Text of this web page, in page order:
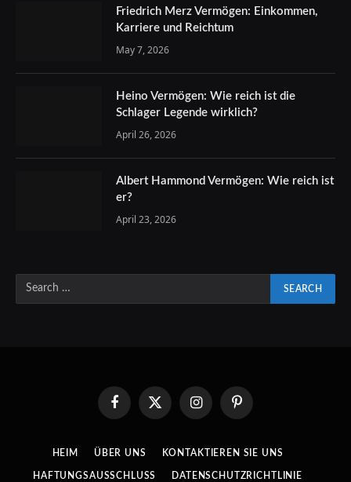
Friedrich Merz Vermögen: Einkommen,
Karriere und Reichtum
May 7, 2026
Heino Vermögen: Wie reich ist die
Schlager Legende wirklich?
April 26, 2026
Albert Hammond Vermögen: Wie reich ist
er?
April 23, 2026
FacebookX
InstagramPinterest
HEIM ÜBER UNS KONTAKTIEREN SIE UNS
HAFTUNGSAUSSCHLUSS DATENSCHUTZRICHTLINIE